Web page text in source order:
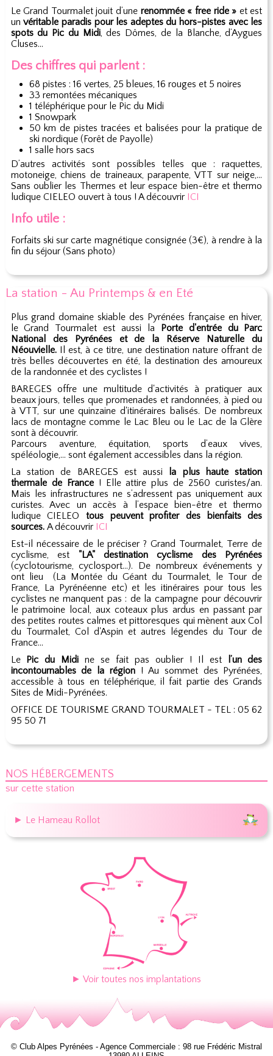
Le Grand Tourmalet jouit d’une renommée « free ride » et est
unvéritable paradis pour les adeptes du hors-pistes avec les
spots du Pic du Midi, des Dômes, de la Blanche, d’Aygues
Cluses...
Des chiffres qui parlent :
68 pistes : 16 vertes, 25 bleues, 16 rouges et 5 noires
33 remontées mécaniques
1 téléphérique pour le Pic du Midi
1 Snowpark
50 km de pistes tracées et balisées pour la pratique de
ski nordique (Forêt de Payolle)
1 salle hors sacs
D’autres activités sont possibles telles que : raquettes,
motoneige, chiens de traineaux, parapente, VTT sur neige,…
Sans oublier les Thermes et leur espace bien-être et thermo
ludique CIELEO ouvert à tous ! A découvrir ICI
Info utile :
Forfaits ski sur carte magnétique consignée (3€), à rendre à la
fin du séjour (Sans photo)
La station - Au Printemps & en Eté
Plus grand domaine skiable des Pyrénées française en hiver,
le Grand Tourmalet est aussi la
Porte d'entrée du Parc
National des Pyrénées et de la Réserve Naturelle du
Néouvielle.Il est, à ce titre, une destination nature offrant de
très belles découvertes en été, la destination des amoureux
de la randonnée et des cyclistes !
BAREGES offre une multitude d'activités à pratiquer aux
beaux jours, telles que promenades et randonnées, à pied ou
à VTT, sur une quinzaine d'itinéraires balisés. De nombreux
lacs de montagne comme le Lac Bleu ou le Lac de la Glère
sont à découvrir.
Parcours aventure, équitation, sports d’eaux vives,
spéléologie,… sont également accessibles dans la région.
La station de BAREGES est aussi
la plus haute station
thermale de France! Elle attire plus de 2560 curistes/an.
Mais les infrastructures ne s’adressent pas uniquement aux
curistes. Avec un accès à l’espace bien-être et thermo
ludique CIELEO tous peuvent profiter des bienfaits des
sources. A découvrir ICI
Est-il nécessaire de le préciser ? Grand Tourmalet, Terre de
cyclisme, est "LA" destination cyclisme des Pyrénées
(cyclotourisme, cyclosport…). De nombreux événements y
ont lieu (La Montée du Géant du Tourmalet, le Tour de
France, La Pyrénéenne etc) et les itinéraires pour tous les
cyclistes ne manquent pas : de la campagne pour découvrir
le patrimoine local, aux coteaux plus ardus en passant par
des petites routes calmes et pittoresques qui mènent aux Col
du Tourmalet, Col d'Aspin et autres légendes du Tour de
France…
Le Pic du Midi ne se fait pas oublier ! Il est
l’un des
incontournables de la région ! Au sommet des Pyrénées,
accessible à tous en téléphérique, il fait partie des Grands
Sites de Midi-Pyrénées.
OFFICE DE TOURISME GRAND TOURMALET - TEL : 05 62
95 50 71
NOS HÉBERGEMENTS
sur cette station
► Le Hameau Rollot
► Voir toutes nos implantations
© Club Alpes Pyrénées - Agence Commerciale : 98 rue Frédéric Mistral